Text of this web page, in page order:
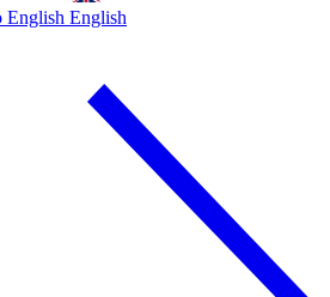
English English